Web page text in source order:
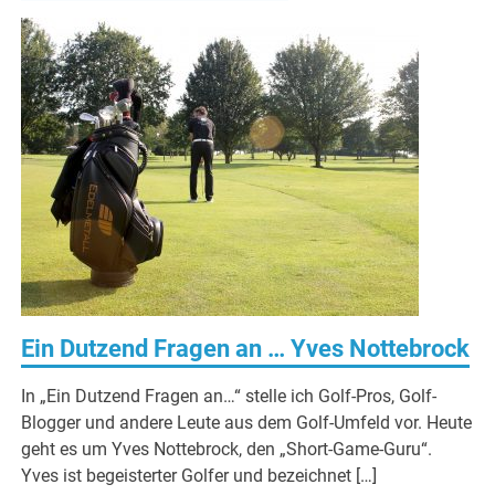
Ein Dutzend Fragen an … Yves Nottebrock
In „Ein Dutzend Fragen an…“ stelle ich Golf-Pros, Golf-
Blogger und andere Leute aus dem Golf-Umfeld vor. Heute
geht es um Yves Nottebrock, den „Short-Game-Guru“.
Yves ist begeisterter Golfer und bezeichnet […]